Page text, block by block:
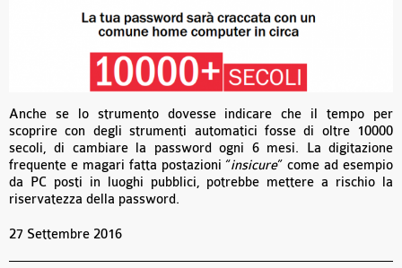
Anche se lo strumento dovesse indicare che il tempo per
scoprire con degli strumenti automatici fosse di oltre 10000
secoli, di cambiare la password ogni 6 mesi. La digitazione
frequente e magari fatta postazioni “insicure” come ad esempio
da PC posti in luoghi pubblici, potrebbe mettere a rischio la
riservatezza della password.
27 Settembre 2016